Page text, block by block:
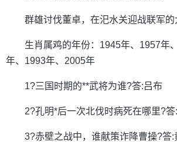
群雄讨伐董卓，在汜水关迎战联军的
生肖属鸡的年份：1945年、1957年
年、1993年、2005年
1?三国时期的**武将为谁?答:吕布
2?孔明*后一次北伐时病死在哪里?答
3?赤壁之战中，谁献策诈降曹操?答: